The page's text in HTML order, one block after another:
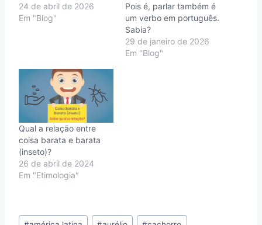
24 de abril de 2026
Em "Blog"
Pois é, parlar também é
um verbo em português.
Sabia?
29 de janeiro de 2026
Em "Blog"
Qual a relação entre
coisa barata e barata
(inseto)?
26 de abril de 2024
Em "Etimologia"